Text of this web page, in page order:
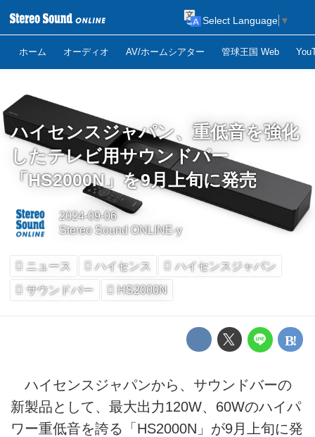
ホーム オーディオ AV/ホームシアター 管球王国 Web
Select Language ▼
ハイセンスジャパン、重低音を強化
したテレビ用サウンドバー
「HS2000N」を9月上旬に発売
2024-09-06
Stereo Sound ONLINE-y
ニュース ハイセンス
ハイセンスジャパン
サウンドバー
HS2000N
ハイセンスジャパンから、サウンドバーの
新製品として、最大出力120W、60Wのハイパ
ワー重低音を誇る「HS2000N」が9月上旬に発